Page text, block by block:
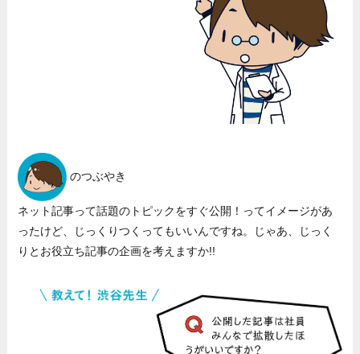
のつぶやき
ネット記事って話題のトピックをすぐ公開！ってイメージがあ
ったけど、じっくりつくってもいいんですね。じゃあ、じっく
りとお役立ち記事の企画を考えますか!!